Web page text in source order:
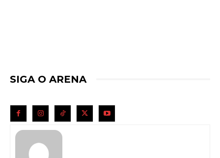
SIGA O ARENA